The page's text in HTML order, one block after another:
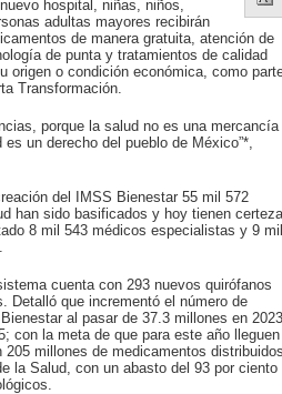
hospital, niñas, niños,
adultas mayores recibirán
de manera gratuita, atención de
de punta y tratamientos de calidad
origen o condición económica, como
Transformación.
porque la salud no es una mercancía
un derecho del pueblo de México”*,
del IMSS Bienestar 55 mil 572
han sido basificados y hoy tienen certeza
8 mil 543 médicos especialistas y 9 mil
cuenta con 293 nuevos quirófanos
Detalló que incrementó el número de
al pasar de 37.3 millones en 2023
con la meta de que para este año lleguen
millones de medicamentos distribuidos
la Salud, con un abasto del 93 por ciento